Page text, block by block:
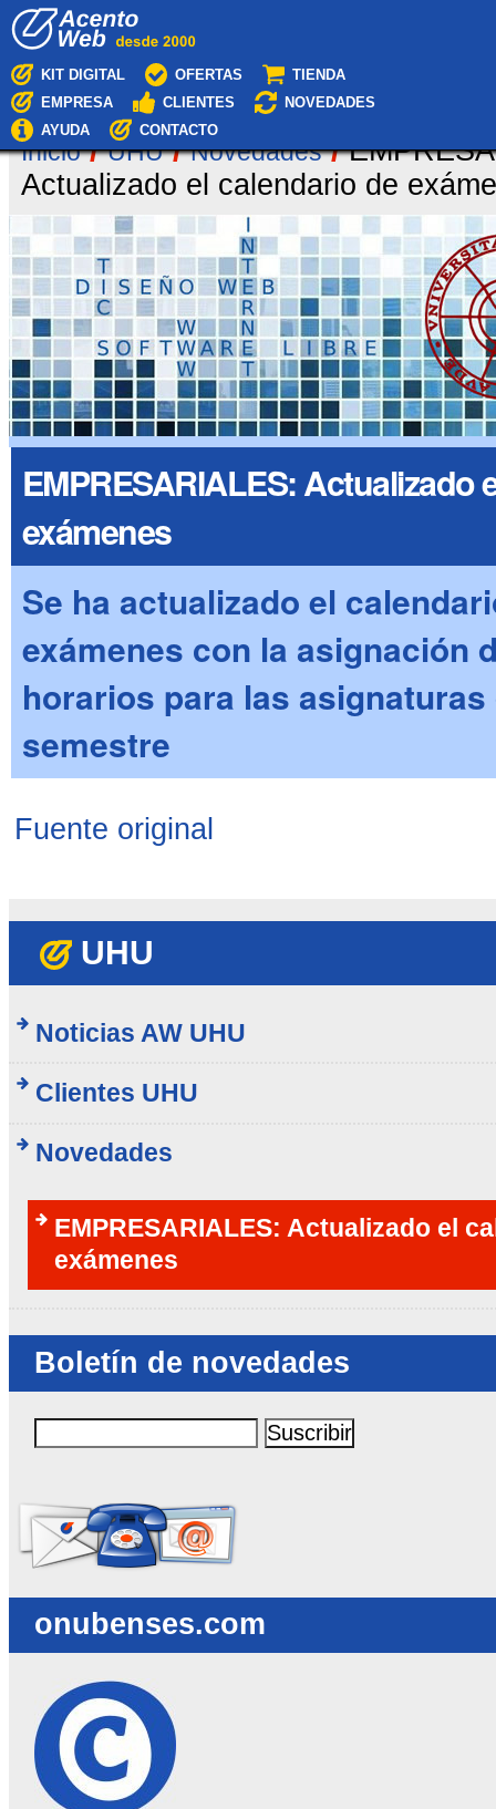
KIT DIGITAL OFERTAS
TIENDA
EMPRESA
CLIENTES
NOVEDADES
AYUDA
CONTACTO
Inicio /UHU /Novedades /
Actualizado el calendario de
EMPRESARIALES: Actualizado
exámenes
Se ha actualizado el
exámenes con la asignación
horarios para las
semestre
Fuente original
UHU
Noticias AW UHU
Clientes UHU
Novedades
EMPRESARIALES: Actualizado el
exámenes
Boletín de novedades
onubenses.com